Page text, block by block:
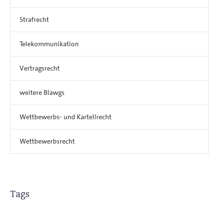
Strafrecht
Telekommunikation
Vertragsrecht
weitere Blawgs
Wettbewerbs- und Kartellrecht
Wettbewerbsrecht
Tags